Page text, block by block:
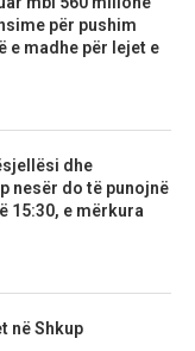
për pushim
e madhe për lejet e
dhe
nesër do të punojnë
15:30, e mërkura
në Shkup